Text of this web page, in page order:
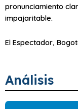
pronunciamiento
impajaritable.
El Espectador,
Análisis